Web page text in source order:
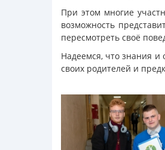
При этом многие
возможность
пересмотреть своё
Надеемся, что знания
своих родителей и